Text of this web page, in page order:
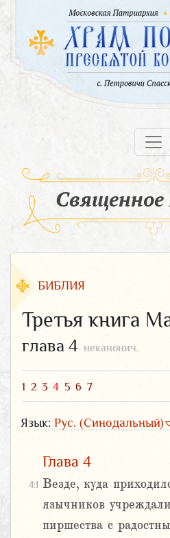
Священное
БИБЛИЯ
Третья книга
глава 4 неканонич.
1 2 3 4 5 6 7
Язык: Рус. (Синодальный)
Глава 4
4:1 Везде, куда
язычников
пиршества с